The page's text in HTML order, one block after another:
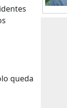
queda